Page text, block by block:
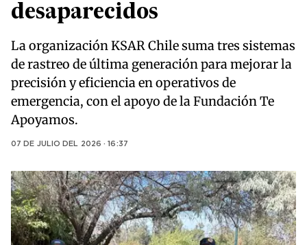
desaparecidos
La organización KSAR Chile suma tres sistemas
de rastreo de última generación para mejorar la
precisión y eficiencia en operativos de
emergencia, con el apoyo de la Fundación Te
Apoyamos.
07 DE JULIO DEL 2026 · 16:37